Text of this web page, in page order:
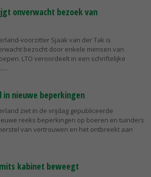
onverwacht bezoek van
voorzitter Sjaak van der Tak is
bezocht door enkele mensen van
LTO veroordeelt in een schriftelijke
in nieuwe beperkingen
ziet in de vrijdag gepubliceerde
reeks beperkingen op boeren en tuinders
van vertrouwen en het ontbreekt aan
kabinet beweegt